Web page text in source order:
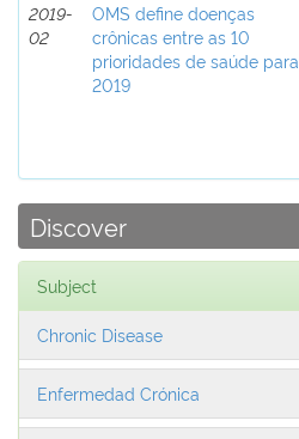
2019-
02
OMS define doenças
crônicas entre as 10
prioridades de saúde para
2019
Discover
Subject
Chronic Disease
Enfermedad Crónica